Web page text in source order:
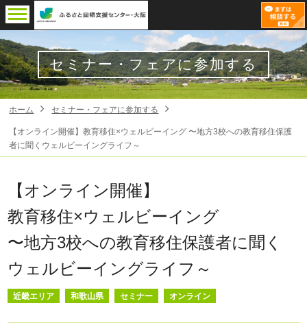
セミナー・フェアに参加する
ホーム セミナー・フェアに参加する
【オンライン開催】教育移住×ウェルビーイング 〜地方3校への教育移住保護
者に聞くウェルビーイングライフ～
【オンライン開催】
教育移住×ウェルビーイング
〜地方3校への教育移住保護者に聞く
ウェルビーイングライフ～
近畿エリア 和歌山県 セミナー オンライン